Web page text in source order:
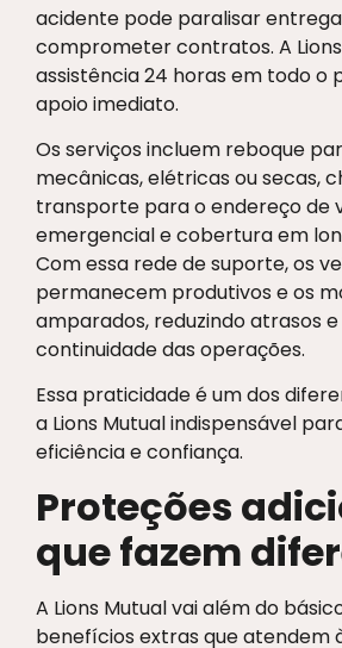
acidente pode paralisar
comprometer contratos. A
assistência 24 horas em todo o
apoio imediato.
Os serviços incluem reboque
mecânicas, elétricas ou secas,
transporte para o endereço de
emergencial e cobertura em
Com essa rede de suporte, os
permanecem produtivos e os
amparados, reduzindo atrasos
continuidade das operações.
Essa praticidade é um dos
a Lions Mutual indispensável
eficiência e confiança.
Proteções
que fazem
A Lions Mutual vai além do
benefícios extras que atendem